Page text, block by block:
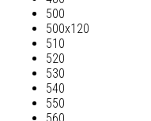
500
500х120
510
520
530
540
550